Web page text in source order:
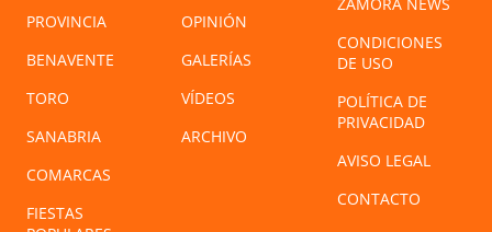
PROVINCIA
BENAVENTE
TORO
SANABRIA
COMARCAS
FIESTAS
OPINIÓN
GALERÍAS
VÍDEOS
ARCHIVO
ZAMORA NEWS
CONDICIONES
DE USO
POLÍTICA DE
PRIVACIDAD
AVISO LEGAL
CONTACTO